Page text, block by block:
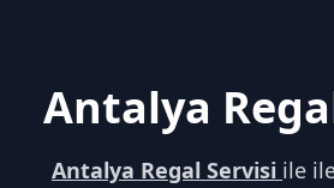
Antalya
Antalya Regal Servisi ile